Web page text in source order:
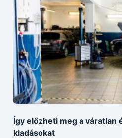
Így előzheti meg a váratlan
kiadásokat